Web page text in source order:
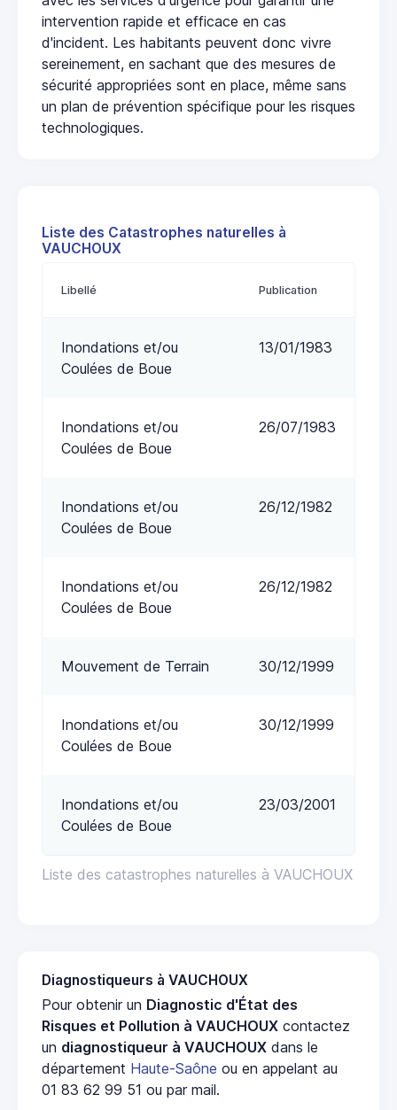
intervention rapide et efficace en cas
d'incident. Les habitants peuvent donc vivre
sereinement, en sachant que des mesures de
sécurité appropriées sont en place, même sans
un plan de prévention spécifique pour les risques
technologiques.
Liste des Catastrophes naturelles à
VAUCHOUX
Liste des catastrophes naturelles à VAUCHOUX
Libellé Publication
Inondations et/ou
Coulées de Boue
13/01/1983
Inondations et/ou
Coulées de Boue
26/07/1983
Inondations et/ou
Coulées de Boue
26/12/1982
Inondations et/ou
Coulées de Boue
26/12/1982
Mouvement de Terrain 30/12/1999
Inondations et/ou
Coulées de Boue
30/12/1999
Inondations et/ou
Coulées de Boue
23/03/2001
Diagnostiqueurs à VAUCHOUX
Pour obtenir un Diagnostic d'État des
Risques et Pollution à VAUCHOUX contactez
un diagnostiqueur à VAUCHOUX dans le
département Haute-Saône ou en appelant au
01 83 62 99 51 ou par mail.